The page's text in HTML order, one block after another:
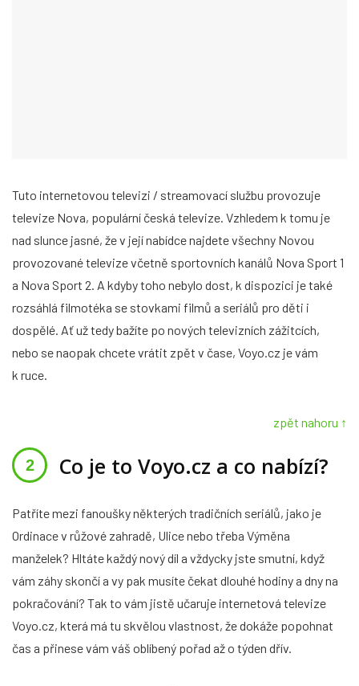
Tuto internetovou televizi / streamovací službu provozuje
televize Nova, populární česká televize. Vzhledem k tomu je
nad slunce jasné, že v její nabídce najdete všechny Novou
provozované televize včetně sportovních kanálů Nova Sport 1
a Nova Sport 2. A kdyby toho nebylo dost, k dispozici je také
rozsáhlá filmotéka se stovkami filmů a seriálů pro děti i
dospělé. Ať už tedy bažíte po nových televizních zážitcích,
nebo se naopak chcete vrátit zpět v čase, Voyo.cz je vám
k ruce.
zpět nahoru ↑
Co je to Voyo.cz a co nabízí?
Patříte mezi fanoušky některých tradičních seriálů, jako je
Ordinace v růžové zahradě, Ulice nebo třeba Výměna
manželek? Hltáte každý nový díl a vždycky jste smutní, když
vám záhy skončí a vy pak musíte čekat dlouhé hodiny a dny na
pokračování? Tak to vám jistě učaruje internetová televize
Voyo.cz, která má tu skvělou vlastnost, že dokáže popohnat
čas a přinese vám váš oblíbený pořad až o týden dřív.